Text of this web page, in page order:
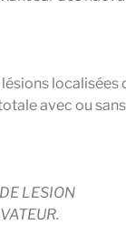
localisées
avec ou
LESION